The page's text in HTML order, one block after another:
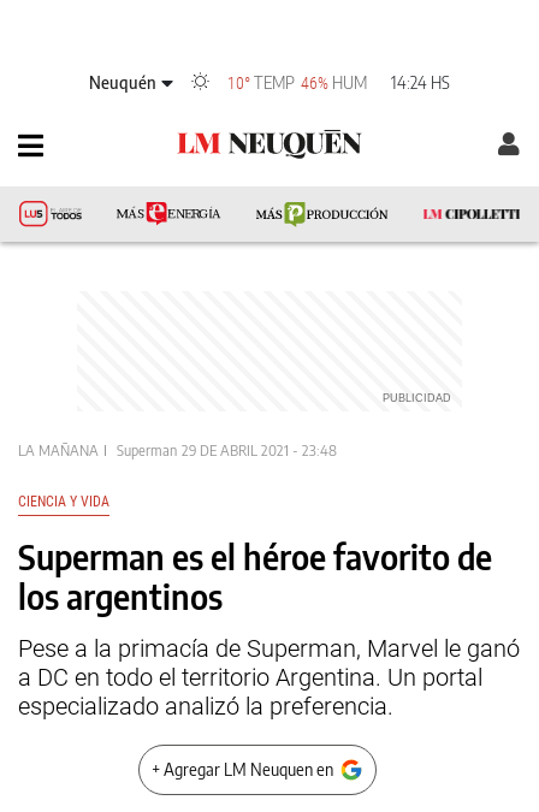
Neuquén 10°TEMP 46% HUM 14:24 HS
LA MAÑANA Superman 29 DE ABRIL 2021 - 23:48
CIENCIA Y VIDA
Superman es el héroe favorito de
los argentinos
Pese a la primacía de Superman, Marvel le ganó
a DC en todo el territorio Argentina. Un portal
especializado analizó la preferencia.
+ Agregar LM Neuquen en